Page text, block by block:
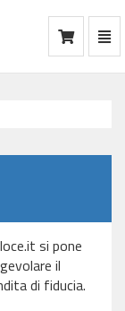
si pone
il
di fiducia.